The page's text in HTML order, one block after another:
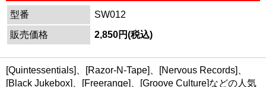
型番
SW012
販売価格
2,850円(税込)
[Quintessentials]、[Razor-N-Tape]、[Nervous Records]、
[Black Jukebox]、[Freerange]、[Groove Culture]などの人気